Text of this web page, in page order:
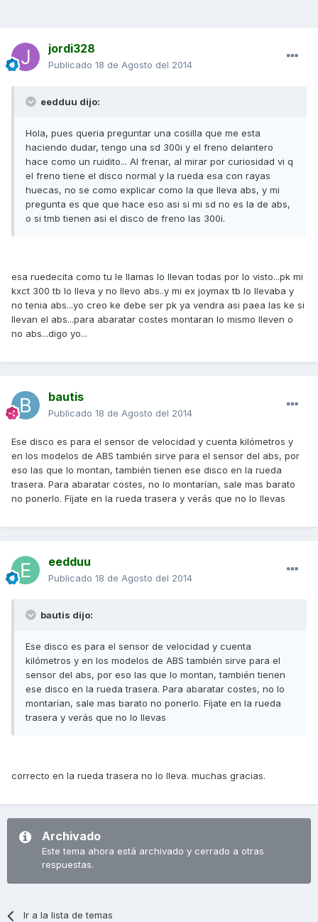
jordi328
Publicado 18 de Agosto del 2014
eedduu dijo:
Hola, pues queria preguntar una cosilla que me esta
haciendo dudar, tengo una sd 300i y el freno delantero
hace como un ruidito... Al frenar, al mirar por curiosidad vi q
el freno tiene el disco normal y la rueda esa con rayas
huecas, no se como explicar como la que lleva abs, y mi
pregunta es que que hace eso asi si mi sd no es la de abs,
o si tmb tienen asi el disco de freno las 300i.
esa ruedecita como tu le llamas lo llevan todas por lo visto...pk mi
kxct 300 tb lo lleva y no llevo abs..y mi ex joymax tb lo llevaba y
no tenia abs...yo creo ke debe ser pk ya vendra asi paea las ke si
llevan el abs...para abaratar costes montaran lo mismo lleven o
no abs...digo yo...
bautis
Publicado 18 de Agosto del 2014
Ese disco es para el sensor de velocidad y cuenta kilómetros y
en los modelos de ABS también sirve para el sensor del abs, por
eso las que lo montan, también tienen ese disco en la rueda
trasera. Para abaratar costes, no lo montarían, sale mas barato
no ponerlo. Fíjate en la rueda trasera y verás que no lo llevas
eedduu
Publicado 18 de Agosto del 2014
bautis dijo:
Ese disco es para el sensor de velocidad y cuenta
kilómetros y en los modelos de ABS también sirve para el
sensor del abs, por eso las que lo montan, también tienen
ese disco en la rueda trasera. Para abaratar costes, no lo
montarían, sale mas barato no ponerlo. Fíjate en la rueda
trasera y verás que no lo llevas
correcto en la rueda trasera no lo lleva. muchas gracias.
Archivado
Este tema ahora está archivado y cerrado a otras
respuestas.
Ir a la lista de temas